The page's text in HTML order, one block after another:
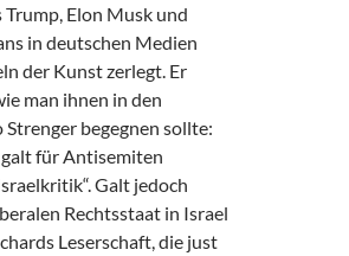
Elon Musk und
in deutschen Medien
der Kunst zerlegt. Er
man ihnen in den
begegnen sollte:
galt für Antisemiten
Galt jedoch
Rechtsstaat in Israel
Leserschaft, die just